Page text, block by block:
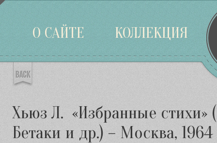
О САЙТЕ КОЛЛЕКЦИЯ
Хьюз Л. «Избранные стихи»
Бетаки и др.) – Москва, 1964